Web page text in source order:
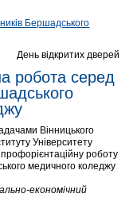
День відкритих дверей
робота серед
Вінницького
Університету
роботу
медичного коледжу
економічний